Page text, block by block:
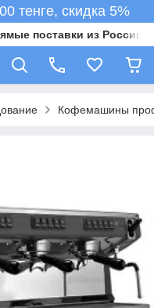
тенге, скидка 5%
поставки из России в
Кофемашины